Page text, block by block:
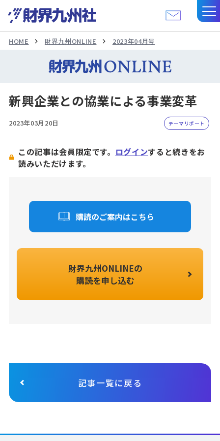
HOME 財界九州ONLINE 2023年04月号
新興企業との協業による事業変革
2023年03月20日 テーマリポート
この記事は会員限定です。 ログインすると続きをお
読みいただけます。
購読のご案内はこちら
財界九州ONLINEの
購読を申し込む
記事一覧に戻る